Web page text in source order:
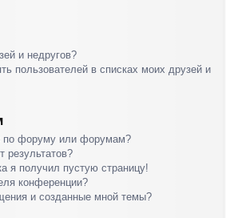
и недругов?
пользователей в списках моих друзей и
по форуму или форумам?
результатов?
я получил пустую страницу!
конференции?
и созданные мной темы?